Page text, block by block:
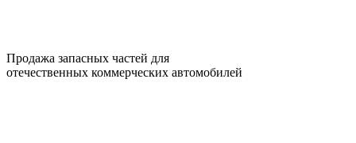
Продажа запасных частей для
отечественных коммерческих автомобилей